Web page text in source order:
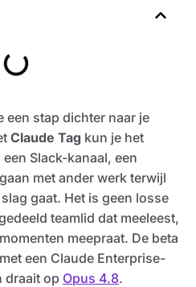
stap dichter naar je
Claude Tag kun je het
Slack-kanaal, een
met ander werk terwijl
gaat. Het is geen losse
teamlid dat meeleest,
meepraat. De beta
een Claude Enterprise-
draait op Opus 4.8.